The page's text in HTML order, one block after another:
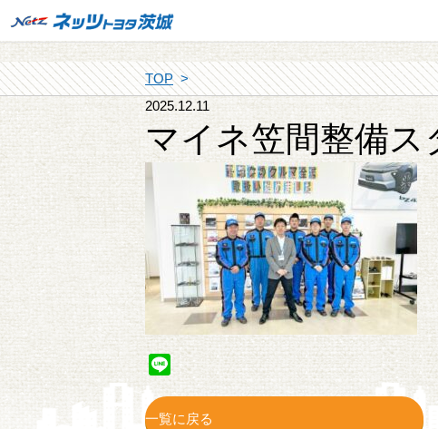
TOP
2025.12.11
マイネ笠間整備ス
Line
一覧に戻る